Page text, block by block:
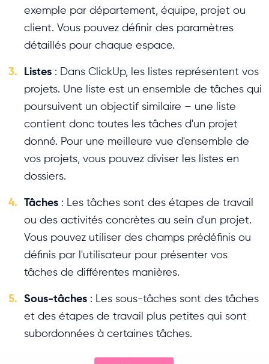
exemple par département, équipe, projet ou
client. Vous pouvez définir des paramètres
détaillés pour chaque espace.
3. Listes : Dans ClickUp, les listes représentent vos
projets. Une liste est un ensemble de tâches qui
poursuivent un objectif similaire – une liste
contient donc toutes les tâches d'un projet
donné. Pour une meilleure vue d'ensemble de
vos projets, vous pouvez diviser les listes en
dossiers.
4. Tâches : Les tâches sont des étapes de travail
ou des activités concrètes au sein d'un projet.
Vous pouvez utiliser des champs prédéfinis ou
définis par l'utilisateur pour présenter vos
tâches de différentes manières.
5. Sous-tâches : Les sous-tâches sont des tâches
et des étapes de travail plus petites qui sont
subordonnées à certaines tâches.